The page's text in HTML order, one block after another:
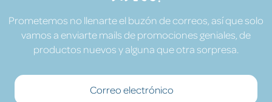
Prometemos no llenarte el buzón de correos, así que solo
vamos a enviarte mails de promociones geniales, de
productos nuevos y alguna que otra sorpresa.